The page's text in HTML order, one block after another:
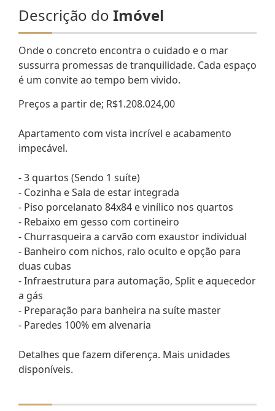
Descrição do Imóvel
Onde o concreto encontra o cuidado e o mar
sussurra promessas de tranquilidade. Cada espaço
é um convite ao tempo bem vivido.
Preços a partir de; R$1.208.024,00
Apartamento com vista incrível e acabamento
impecável.
- 3 quartos (Sendo 1 suíte)
- Cozinha e Sala de estar integrada
- Piso porcelanato 84x84 e vinílico nos quartos
- Rebaixo em gesso com cortineiro
- Churrasqueira a carvão com exaustor individual
- Banheiro com nichos, ralo oculto e opção para
duas cubas
- Infraestrutura para automação, Split e aquecedor
a gás
- Preparação para banheira na suíte master
- Paredes 100% em alvenaria
Detalhes que fazem diferença. Mais unidades
disponíveis.